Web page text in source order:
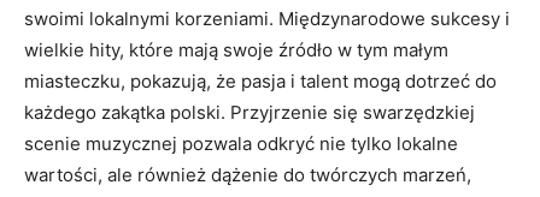
swoimi lokalnymi korzeniami. Międzynarodowe sukcesy i
wielkie hity, które mają swoje źródło w tym małym
miasteczku, pokazują, że pasja i talent mogą dotrzeć do
każdego zakątka polski. Przyjrzenie się swarzędzkiej
scenie muzycznej pozwala odkryć nie tylko lokalne
wartości, ale również dążenie do twórczych marzeń,